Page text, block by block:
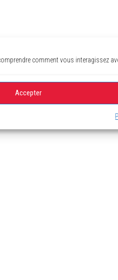
comment vous interagissez
Accepter